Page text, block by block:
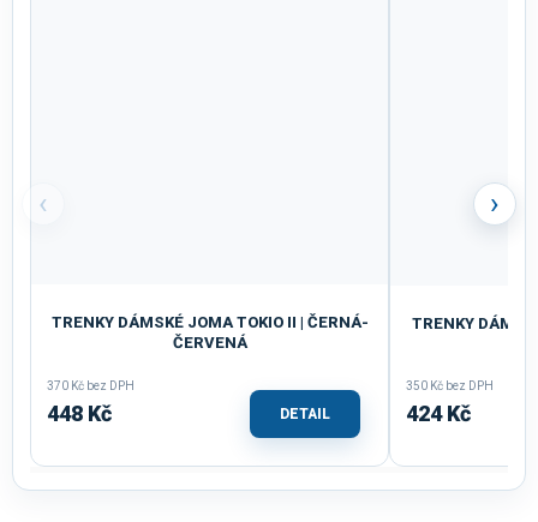
‹
TRENKY DÁMSKÉ JOMA TOKIO II | ČERNÁ-
ČERVENÁ
370 Kč bez DPH
448 Kč DETAIL
TRENKY
350 Kč bez DPH
424 Kč
›